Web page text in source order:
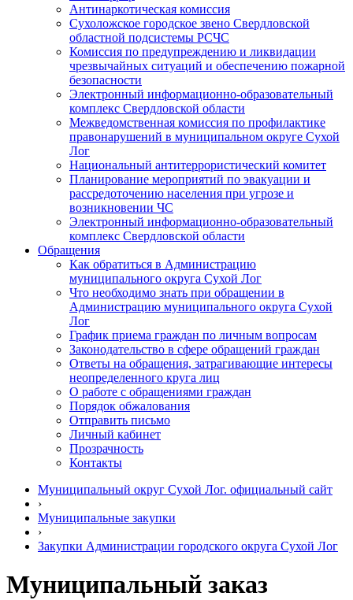
Антинаркотическая комиссия
Сухоложское городское звено Свердловской
областной подсистемы РСЧС
Комиссия по предупреждению и ликвидации
чрезвычайных ситуаций и обеспечению пожарной
безопасности
Электронный информационно-образовательный
комплекс Cвердловской области
Межведомственная комиссия по профилактике
правонарушений в муниципальном округе Сухой
Лог
Национальный антитеррористический комитет
Планирование мероприятий по эвакуации и
рассредоточению населения при угрозе и
возникновении ЧС
Электронный информационно-образовательный
комплекс Свердловской области
Обращения
Как обратиться в Администрацию
муниципального округа Сухой Лог
Что необходимо знать при обращении в
Администрацию муниципального округа Сухой
Лог
График приема граждан по личным вопросам
Законодательство в сфере обращений граждан
Ответы на обращения, затрагивающие интересы
неопределенного круга лиц
О работе с обращениями граждан
Порядок обжалования
Отправить письмо
Личный кабинет
Прозрачность
Контакты
Муниципальный округ Сухой Лог. официальный сайт
›
Муниципальные закупки
›
Закупки Администрации городского округа Сухой Лог
Муниципальный заказ